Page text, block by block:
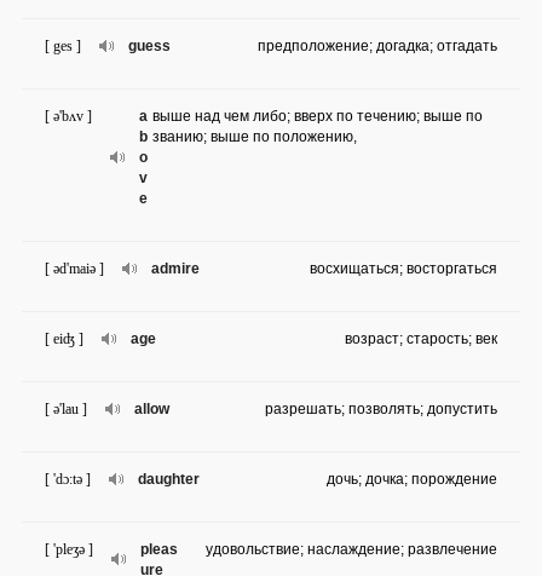
guess
[ ges ] предположение; догадка; отгадать
a
b
o
v
e
[ ə'bʌv ]
выше над чем либо; вверх по течению; выше по
званию; выше по положению,
admire
[ əd'maiə ] восхищаться; восторгаться
age
[ eiʤ ] возраст; старость; век
allow
[ ə'lau ] разрешать; позволять; допустить
daughter
[ 'dɔ:tə ] дочь; дочка; порождение
pleas
ure
[ 'pleʒə ] удовольствие; наслаждение; развлечение